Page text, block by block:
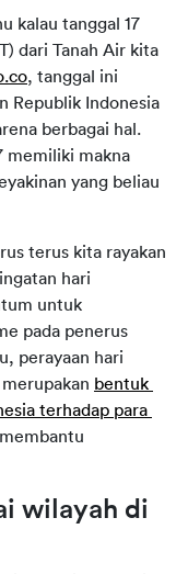
kalau tanggal 17
dari Tanah Air kita
, tanggal ini
Republik Indonesia
berbagai hal.
memiliki makna
yang beliau
terus kita rayakan
hari
untuk
pada penerus
perayaan hari
bentuk
terhadap para
wilayah di